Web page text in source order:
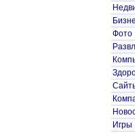
Фото
Игры